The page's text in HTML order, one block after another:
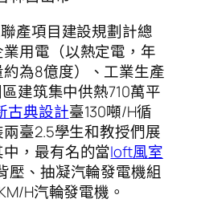
產項目建設規劃計總
用電（以熱定電，年
約為8億度）、工業生產
建筑集中供熱710萬平
古典設計臺130噸/H循
臺2.5學生和教授們展
，最有名的當loft風室
壓、抽凝汽輪發電機組
H汽輪發電機。